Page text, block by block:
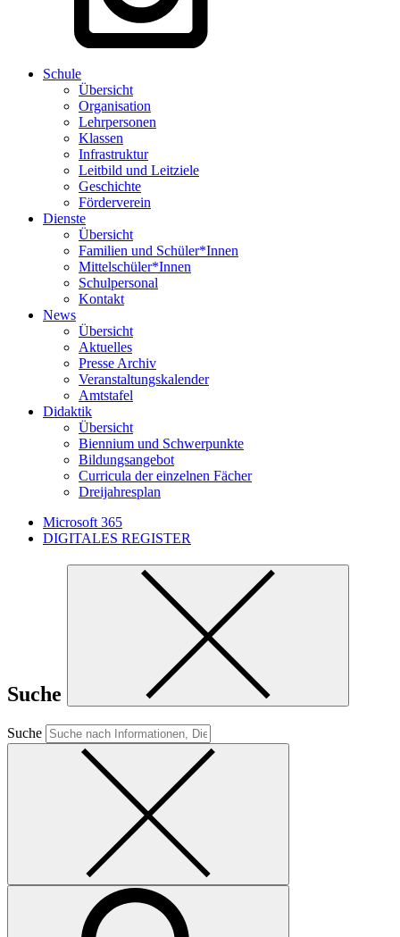
Schule
Übersicht
Organisation
Lehrpersonen
Klassen
Infrastruktur
Leitbild und Leitziele
Geschichte
Förderverein
Dienste
Übersicht
Familien und Schüler*Innen
Mittelschüler*Innen
Schulpersonal
Kontakt
News
Übersicht
Aktuelles
Presse Archiv
Veranstaltungskalender
Amtstafel
Didaktik
Übersicht
Biennium und Schwerpunkte
Bildungsangebot
Curricula der einzelnen Fächer
Dreijahresplan
Microsoft 365
DIGITALES REGISTER
Suche
Suche